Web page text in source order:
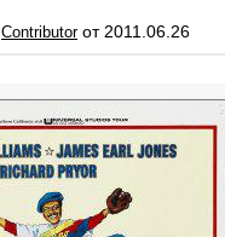
Contributorот 2011.06.26